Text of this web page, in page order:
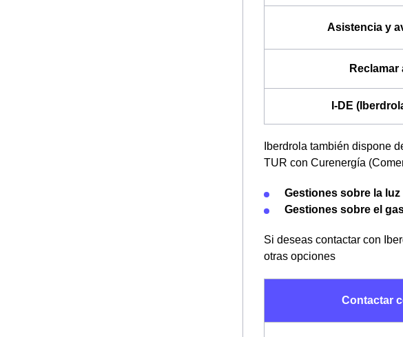
Asistencia y
Reclamar
I-DE
Iberdrola también dispone
TUR con Curenergía
Gestiones sobre la luz
Gestiones sobre el
Si deseas contactar con
otras opciones
Contactar